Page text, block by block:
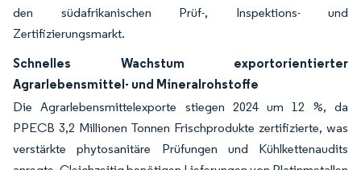
den südafrikanischen Prüf-, Inspektions- und
Zertifizierungsmarkt.
Schnelles Wachstum exportorientierter
Agrarlebensmittel- und Mineralrohstoffe
Die Agrarlebensmittelexporte stiegen 2024 um 12 %, da
PPECB 3,2 Millionen Tonnen Frischprodukte zertifizierte, was
verstärkte phytosanitäre Prüfungen und Kühlkettenaudits